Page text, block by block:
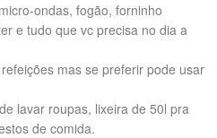
ondas, fogão, forninho
e tudo que vc precisa no dia a
mas se preferir pode usar
lavar roupas, lixeira de 50l pra
de comida.